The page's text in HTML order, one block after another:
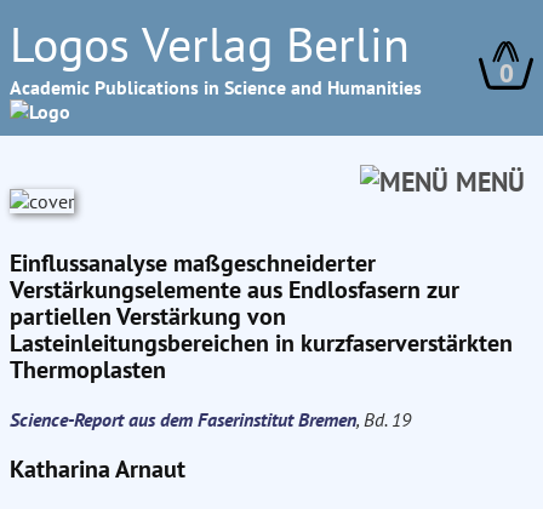
Logos Verlag Berlin
Academic Publications in Science and Humanities 0
MENÜ
Einflussanalyse maßgeschneiderter
Verstärkungselemente aus Endlosfasern zur
partiellen Verstärkung von
Lasteinleitungsbereichen in kurzfaserverstärkten
Thermoplasten
Science-Report aus dem Faserinstitut Bremen, Bd. 19
Katharina Arnaut